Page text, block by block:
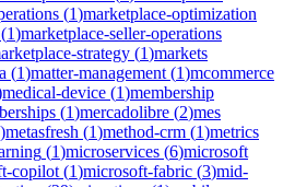
(1)marketplace-optimization
(1)marketplace-seller-operations
strategy (1)markets
(1)matter-management (1)mcommerce
medical-device (1)membership
(1)mercadolibre (2)mes
)metasfresh (1)method-crm (1)metrics
(1)microservices (6)microsoft
copilot (1)microsoft-fabric (3)mid-